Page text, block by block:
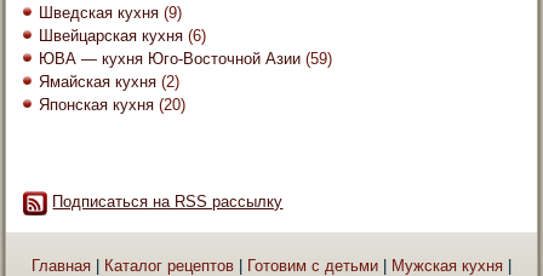
Шведская кухня (9)
Швейцарская кухня (6)
ЮВА — кухня Юго-Восточной Азии (59)
Ямайская кухня (2)
Японская кухня (20)
Подписаться на RSS рассылку
Главная | Каталог рецептов | Готовим с детьми | Мужская кухня |